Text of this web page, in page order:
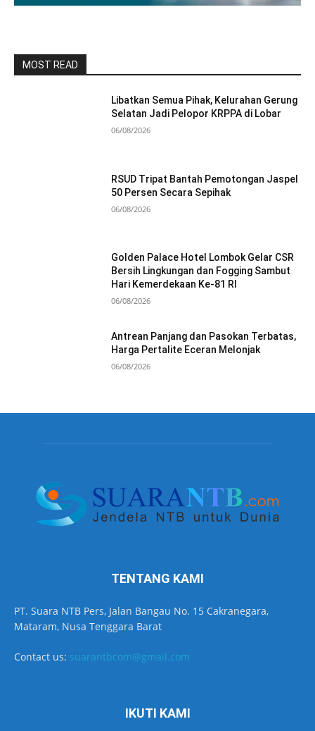
MOST READ
Libatkan Semua Pihak, Kelurahan Gerung
Selatan Jadi Pelopor KRPPA di Lobar
06/08/2026
RSUD Tripat Bantah Pemotongan Jaspel
50 Persen Secara Sepihak
06/08/2026
Golden Palace Hotel Lombok Gelar CSR
Bersih Lingkungan dan Fogging Sambut
Hari Kemerdekaan Ke-81 RI
06/08/2026
Antrean Panjang dan Pasokan Terbatas,
Harga Pertalite Eceran Melonjak
06/08/2026
TENTANG KAMI
PT. Suara NTB Pers, Jalan Bangau No. 15 Cakranegara,
Mataram, Nusa Tenggara Barat
Contact us: suarantbcom@gmail.com
IKUTI KAMI